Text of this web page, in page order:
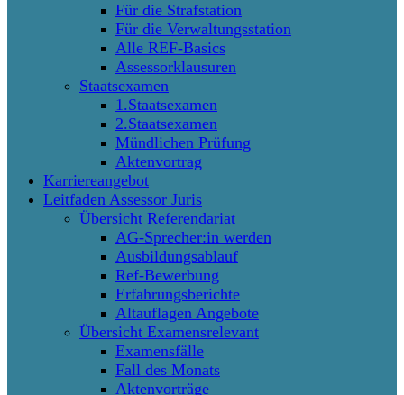
Für die Strafstation
Für die Verwaltungsstation
Alle REF-Basics
Assessorklausuren
Staatsexamen
1.Staatsexamen
2.Staatsexamen
Mündlichen Prüfung
Aktenvortrag
Karriereangebot
Leitfaden Assessor Juris
Übersicht Referendariat
AG-Sprecher:in werden
Ausbildungsablauf
Ref-Bewerbung
Erfahrungsberichte
Altauflagen Angebote
Übersicht Examensrelevant
Examensfälle
Fall des Monats
Aktenvorträge